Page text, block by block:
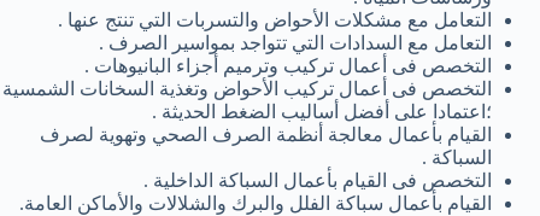
التعامل مع مشكلات الأحواض والتسربات التي تنتج عنها .
التعامل مع السدادات التي تتواجد بمواسير الصرف .
التخصص فى أعمال تركيب وترميم أجزاء البانيوهات .
التخصص فى أعمال تركيب الأحواض وتغذية السخانات الشمسية
؛اعتمادا على أفضل أساليب الضغط الحديثة .
القيام بأعمال معالجة أنظمة الصرف الصحي وتهوية لصرف
السباكة .
التخصص فى القيام بأعمال السباكة الداخلية .
القيام بأعمال سباكة الفلل والبرك والشلالات والأماكن العامة.